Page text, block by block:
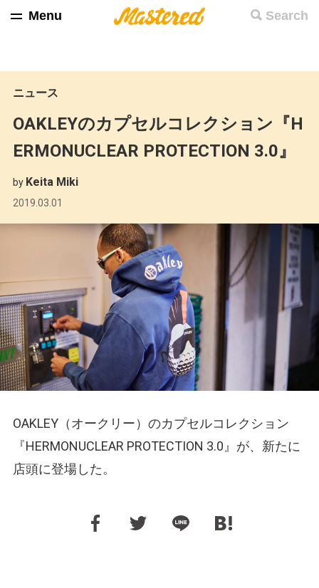
Search
Menu
ニュース
OAKLEYのカプセルコレクション『H
ERMONUCLEAR PROTECTION 3.0』
by Keita Miki
2019.03.01
OAKLEY（オークリー）のカプセルコレクション
『HERMONUCLEAR PROTECTION 3.0』が、新たに
店頭に登場した。